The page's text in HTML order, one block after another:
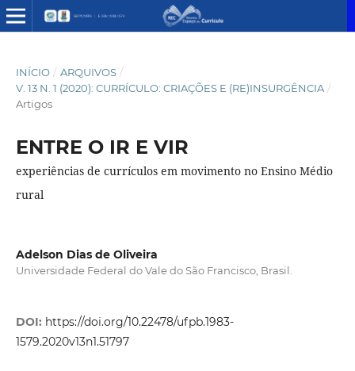
INÍCIO / ARQUIVOS /
V. 13 N. 1 (2020): CURRÍCULO: CRIAÇÕES E (RE)INSURGÊNCIA /
Artigos
ENTRE O IR E VIR
experiências de currículos em movimento no Ensino Médio
rural
Adelson Dias de Oliveira
Universidade Federal do Vale do São Francisco, Brasil.
DOI: https://doi.org/10.22478/ufpb.1983-
1579.2020v13n1.51797